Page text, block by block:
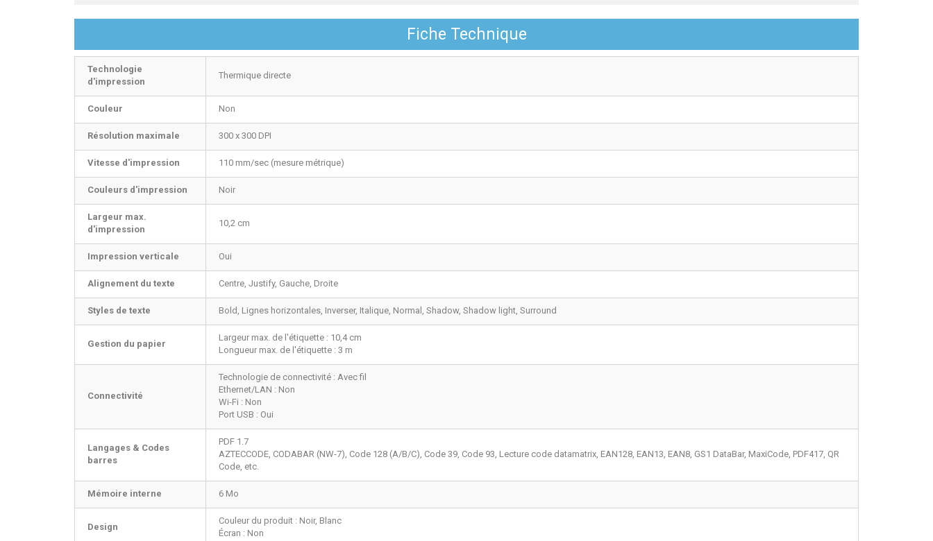
Fiche Technique
Technologie
d'impression
Thermique directe
Couleur Non
Résolution maximale 300 x 300 DPI
Vitesse d'impression 110 mm/sec (mesure métrique)
Couleurs d'impression Noir
Largeur max.
d'impression
10,2 cm
Impression verticale Oui
Alignement du texte Centre, Justify, Gauche, Droite
Styles de texte Bold, Lignes horizontales, Inverser, Italique, Normal, Shadow, Shadow light, Surround
Gestion du papier
Largeur max. de l'étiquette : 10,4 cm
Longueur max. de l'étiquette : 3 m
Connectivité
Technologie de connectivité : Avec fil
Ethernet/LAN : Non
Wi-Fi : Non
Port USB : Oui
Langages & Codes
barres
PDF 1.7
AZTECCODE, CODABAR (NW-7), Code 128 (A/B/C), Code 39, Code 93, Lecture code datamatrix, EAN128, EAN13, EAN8, GS1 DataBar, MaxiCode, PDF417, QR
Code, etc.
Mémoire interne 6 Mo
Design
Couleur du produit : Noir, Blanc
Écran : Non